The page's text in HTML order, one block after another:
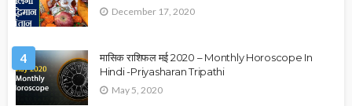
December 17, 2020
4
मासिक राशिफल मई 2020 – Monthly Horoscope In
Hindi -Priyasharan Tripathi
May 5, 2020